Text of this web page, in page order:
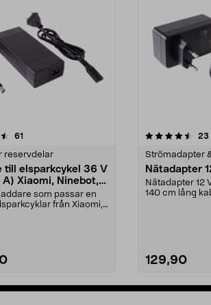
61
reservdelar
till elsparkcykel 36 V
Xiaomi, Ninebot,
som passar en
från Xiaomi,
4.5 av 5 stjärnor 23
Strömadapter
Nätadapter
Nätadapter 12
140 cm lång
129,90
4.5